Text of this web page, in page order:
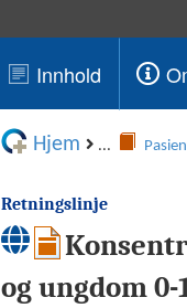
Innhold
Hjem ...
Retningslinje
og ungdom 0-